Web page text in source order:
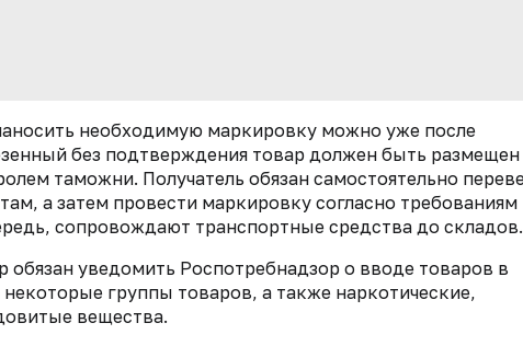
необходимую маркировку можно уже после
без подтверждения товар должен быть размещен
таможни. Получатель обязан самостоятельно
а затем провести маркировку согласно требованиям
сопровождают транспортные средства до складов.
уведомить Роспотребнадзор о вводе товаров в
группы товаров, а также наркотические,
вещества.